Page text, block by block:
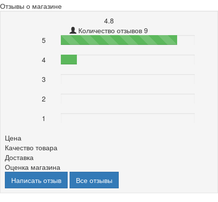
Отзывы о магазине
4.8
Количество отзывов 9
5
87%
4
3
2
1
Цена
Качество товара
Доставка
Оценка магазина
Написать отзыв
Все отзывы